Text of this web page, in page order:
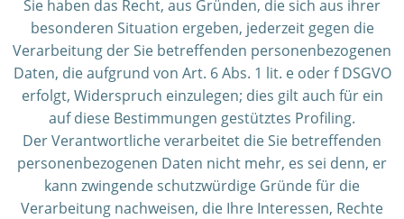
Sie haben das Recht, aus Gründen, die sich aus ihrer
besonderen Situation ergeben, jederzeit gegen die
Verarbeitung der Sie betreffenden personenbezogenen
Daten, die aufgrund von Art. 6 Abs. 1 lit. e oder f DSGVO
erfolgt, Widerspruch einzulegen; dies gilt auch für ein
auf diese Bestimmungen gestütztes Profiling.
Der Verantwortliche verarbeitet die Sie betreffenden
personenbezogenen Daten nicht mehr, es sei denn, er
kann zwingende schutzwürdige Gründe für die
Verarbeitung nachweisen, die Ihre Interessen, Rechte